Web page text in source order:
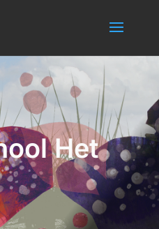
Het